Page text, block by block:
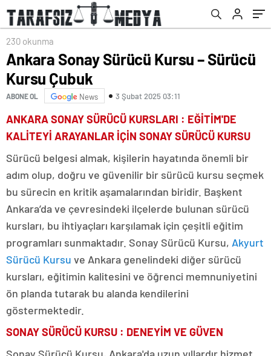
230 okunma
Ankara Sonay Sürücü Kursu – Sürücü
Kursu Çubuk
ABONE OL News 3 Şubat 2025 03:11
ANKARA SONAY SÜRÜCÜ KURSLARI : EĞİTİM'DE
KALİTEYİ ARAYANLAR İÇİN SONAY SÜRÜCÜ KURSU
Sürücü belgesi almak, kişilerin hayatında önemli bir
adım olup, doğru ve güvenilir bir sürücü kursu seçmek
bu sürecin en kritik aşamalarından biridir. Başkent
Ankara’da ve çevresindeki ilçelerde bulunan sürücü
kursları, bu ihtiyaçları karşılamak için çeşitli eğitim
programları sunmaktadır. Sonay Sürücü Kursu, Akyurt
Sürücü Kursu ve Ankara genelindeki diğer sürücü
kursları, eğitimin kalitesini ve öğrenci memnuniyetini
ön planda tutarak bu alanda kendilerini
göstermektedir.
SONAY SÜRÜCÜ KURSU : DENEYİM VE GÜVEN